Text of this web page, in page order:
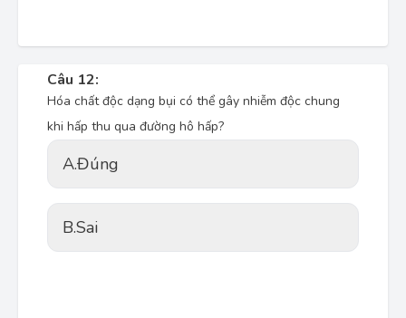
Câu 12:
Hóa chất độc dạng bụi có thể gây nhiễm độc chung
khi hấp thu qua đường hô hấp?
A.Đúng
B.Sai